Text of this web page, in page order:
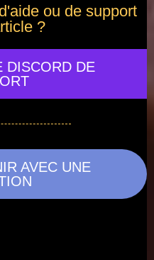
ou de support
?
DISCORD DE
AVEC UNE